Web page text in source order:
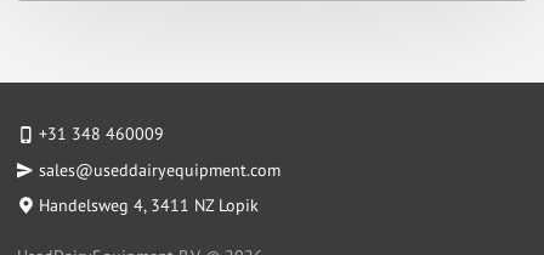
+31 348 460009
sales@useddairyequipment.com
Handelsweg 4, 3411 NZ Lopik